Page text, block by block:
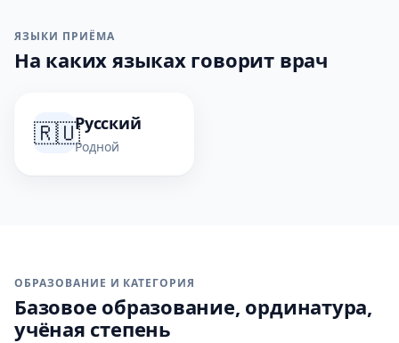
ЯЗЫКИ ПРИЁМА
На каких языках говорит врач
🇷🇺Русский
Родной
ОБРАЗОВАНИЕ И КАТЕГОРИЯ
Базовое образование, ординатура,
учёная степень